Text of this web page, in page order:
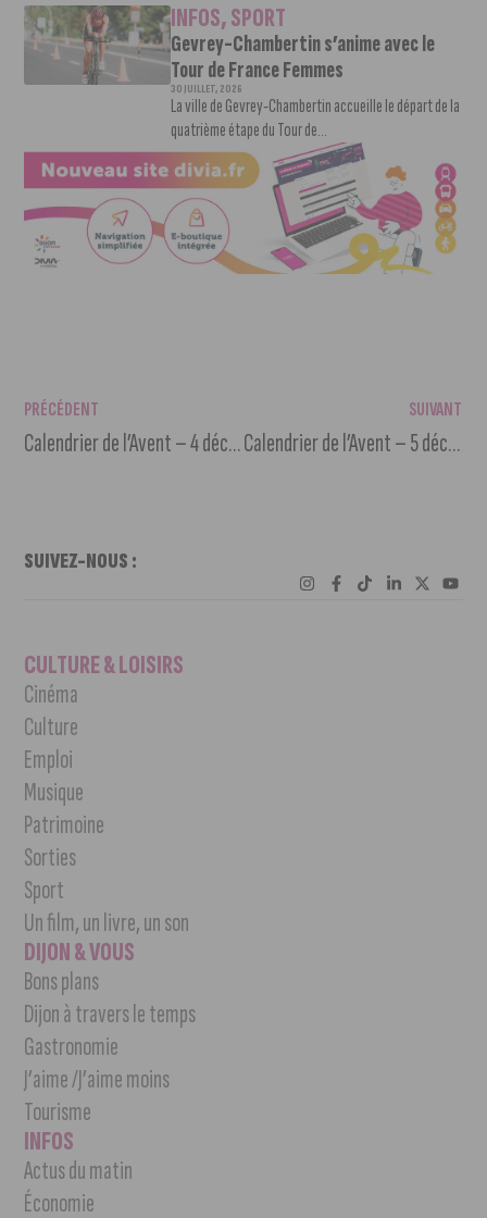
INFOS,SPORT
Gevrey-Chambertin s’anime avec le
Tour de France Femmes
30 JUILLET, 2026
La ville de Gevrey-Chambertin accueille le départ de la
quatrième étape du Tour de...
PRÉCÉDENT
Calendrier de l’Avent – 4 décembre
SUIVANT
Calendrier de l’Avent – 5 décembre
SUIVEZ-NOUS :
CULTURE & LOISIRS
Cinéma
Culture
Emploi
Musique
Patrimoine
Sorties
Sport
Un film, un livre, un son
DIJON & VOUS
Bons plans
Dijon à travers le temps
Gastronomie
J’aime /J’aime moins
Tourisme
INFOS
Actus du matin
Économie